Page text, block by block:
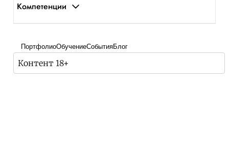
Компетенции
ПортфолиоОбучениеСобытияБлог
Контент 18+